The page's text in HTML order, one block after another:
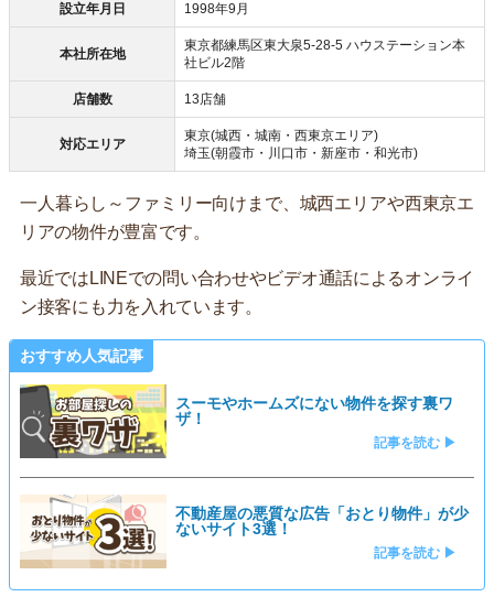
設立年月日 1998年9月
本社所在地
東京都練馬区東大泉5-28-5 ハウステーション本
社ビル2階
店舗数 13店舗
対応エリア
東京(城西・城南・西東京エリア)
埼玉(朝霞市・川口市・新座市・和光市)
一人暮らし～ファミリー向けまで、城西エリアや西東京エ
リアの物件が豊富です。
最近ではLINEでの問い合わせやビデオ通話によるオンライ
ン接客にも力を入れています。
おすすめ人気記事
スーモやホームズにない物件を探す裏ワ
ザ！
記事を読む ▶
不動産屋の悪質な広告「おとり物件」が少
ないサイト3選！
記事を読む ▶